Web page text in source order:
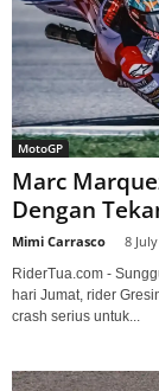
MotoGP
Marc
Dengan
Mimi Carrasco 8
RiderTua.com -
hari Jumat, rider
crash serius untuk...